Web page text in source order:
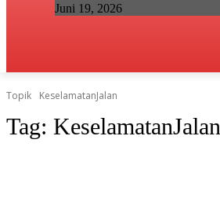
Juni 19, 2026
Topik KeselamatanJalan
Tag: KeselamatanJalan